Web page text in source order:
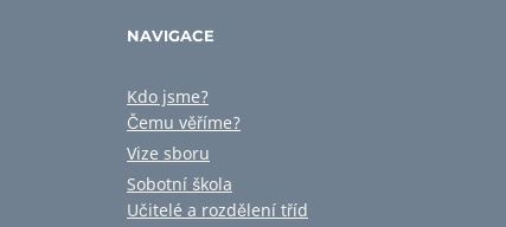
NAVIGACE
Kdo jsme?
Čemu věříme?
Vize sboru
Sobotní škola
Učitelé a rozdělení tříd